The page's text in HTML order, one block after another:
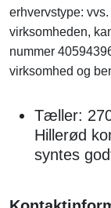
erhvervstype:
virksomheden,
nummer
virksomhed og
Tæller:
Hillerød
syntes